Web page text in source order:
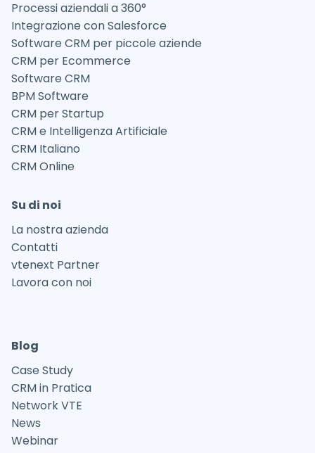
Processi aziendali a 360°
Integrazione con Salesforce
Software CRM per piccole aziende
CRM per Ecommerce
Software CRM
BPM Software
CRM per Startup
CRM e Intelligenza Artificiale
CRM Italiano
CRM Online
Su di noi
La nostra azienda
Contatti
vtenext Partner
Lavora con noi
Blog
Case Study
CRM in Pratica
Network VTE
News
Webinar